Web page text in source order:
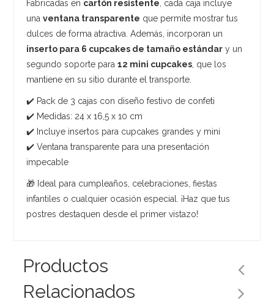
Fabricadas en cartón resistente , cada caja incluye
unaventana transparente que permite mostrar tus
dulces de forma atractiva. Además, incorporan un
inserto para 6 cupcakes de tamaño estándar y un
segundo soporte para12 mini cupcakes , que los
mantiene en su sitio durante el transporte.
✔️ Pack de 3 cajas con diseño festivo de confeti
✔️ Medidas: 24 x 16,5 x 10 cm
✔️ Incluye insertos para cupcakes grandes y mini
✔️ Ventana transparente para una presentación
impecable
🎁 Ideal para cumpleaños, celebraciones, fiestas
infantiles o cualquier ocasión especial. ¡Haz que tus
postres destaquen desde el primer vistazo!
Productos
Relacionados